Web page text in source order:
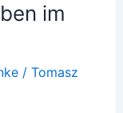
im
/ Tomasz